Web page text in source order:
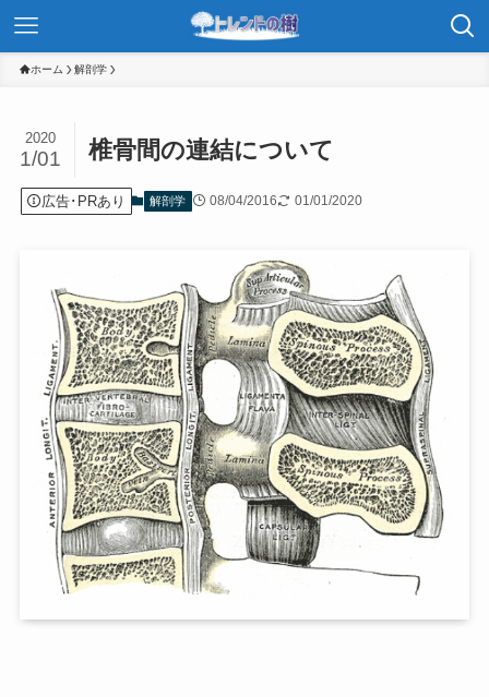
ホーム 解剖学
椎骨間の連結について
2020
1/01
広告･PRあり 解剖学 08/04/2016 01/01/2020